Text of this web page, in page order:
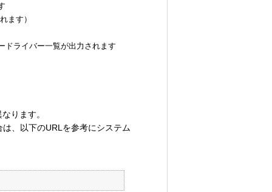
す）
イバー一覧が出力されます
ります。
、以下のURLを参考にシステム